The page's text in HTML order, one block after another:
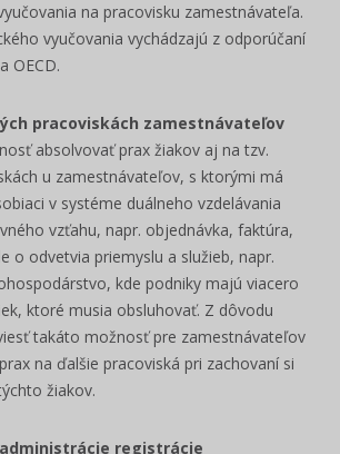
na pracovisku zamestnávateľa.
vyučovania vychádzajú z odporúčaní
OECD.
pracoviskách zamestnávateľov
absolvovať prax žiakov aj na tzv.
u zamestnávateľov, s ktorými má
v systéme duálneho vzdelávania
vzťahu, napr. objednávka, faktúra,
o odvetvia priemyslu a služieb, napr.
kde podniky majú viacero
ktoré musia obsluhovať. Z dôvodu
takáto možnosť pre zamestnávateľov
na ďalšie pracoviská pri zachovaní si
žiakov.
registrácie